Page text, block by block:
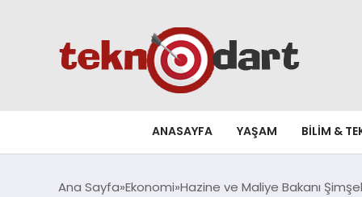
ANASAYFA YAŞAM BILIM &
Ana Sayfa Ekonomi Hazine ve Maliye Bakanı